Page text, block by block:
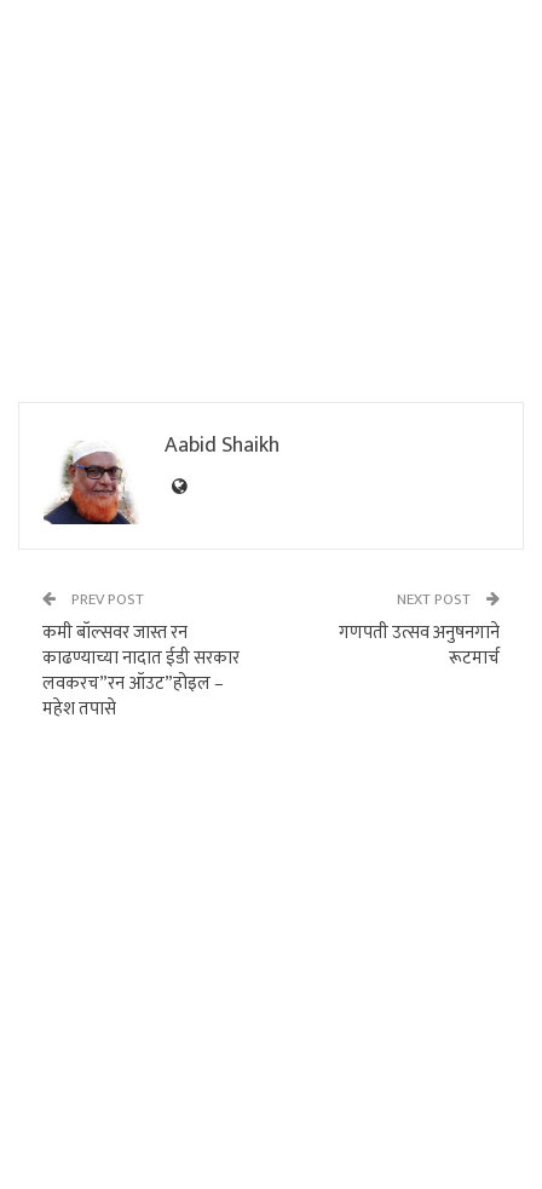
Aabid Shaikh
PREV POST
कमी बॉल्सवर जास्त रन
काढण्याच्या नादात ईडी सरकार
लवकरच”रन ऑउट”होइल –
महेश तपासे
NEXT POST
गणपती उत्सव अनुषनगाने
रूटमार्च